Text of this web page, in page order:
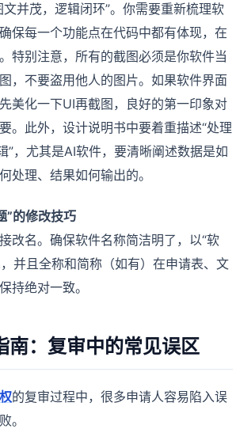
文并茂，逻辑闭环”。你需要重新梳理软
保每一个功能点在代码中都有体现，在
特别注意，所有的截图必须是你软件当
，不要盗用他人的图片。如果软件界面
美化一下UI再截图，良好的第一印象对
。此外，设计说明书中要着重描述“处理
”，尤其是AI软件，要清晰阐述数据是如
处理、结果如何输出的。
”的修改技巧
改名。确保软件名称简洁明了，以“软
，并且全称和简称（如有）在申请表、文
持绝对一致。
南：复审中的常见误区
的复审过程中，很多申请人容易陷入误
。